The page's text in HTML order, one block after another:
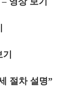
절차 설명”